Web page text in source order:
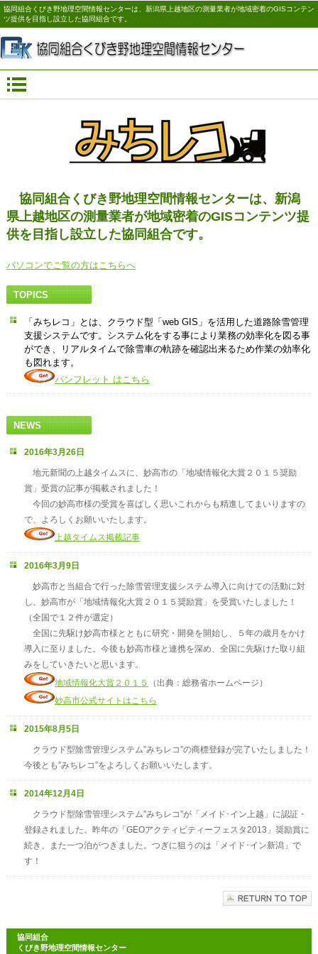
協同組合くびき野地理空間情報センターは、新潟県上越地区の測量業者が地域密着のGISコンテン
ツ提供を目指し設立した協同組合です。
協同組合くびき野地理空間情報センターは、新潟
県上越地区の測量業者が地域密着のGISコンテンツ提
供を目指し設立した協同組合です。
パソコンでご覧の方はこちらへ
TOPICS
「みちレコ」とは、クラウド型「web GIS」を活用した道路除雪管理
支援システムです。システム化をする事により業務の効率化を図る事
ができ、リアルタイムで除雪車の軌跡を確認出来るため作業の効率化
も図れます。
パンフレット はこちら
NEWS
2016年3月26日
地元新聞の上越タイムスに、妙高市の「地域情報化大賞２０１５奨励
賞」受賞の記事が掲載されました！
今回の妙高市様の受賞を喜ばしく思いこれからも精進してまいりますの
で、よろしくお願いいたします。
上越タイムス掲載記事
2016年3月9日
妙高市と当組合で行った除雪管理支援システム導入に向けての活動に対
し、妙高市が「地域情報化大賞２０１５奨励賞」を受賞いたしました！
（全国で１２件が選定）
全国に先駆け妙高市様とともに研究・開発を開始し、５年の歳月をかけ
導入に至りました。今後も妙高市様と連携を深め、全国に先駆けた取り組
みをしていきたいと思います。
地域情報化大賞２０１５
（出典：総務省ホームページ）
妙高市公式サイトはこちら
2015年8月5日
クラウド型除雪管理システム”みちレコ”の商標登録が完了いたしました！
今後とも”みちレコ”をよろしくお願いいたします。
2014年12月4日
クラウド型除雪管理システム”みちレコ”が「メイド･イン上越」に認証・
登録されました。昨年の「GEOアクティビティーフェスタ2013」奨励賞に
続き、また一つ泊がつきました。つぎに狙うのは「メイド･イン新潟」で
す！
協同組合
くびき野地理空間情報センター